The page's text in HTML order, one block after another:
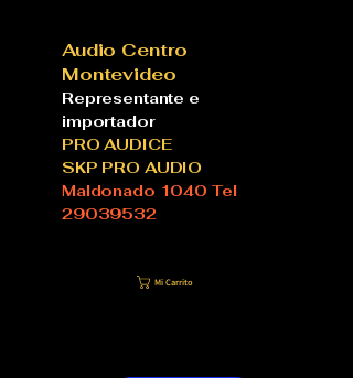
Audio Centro
Montevideo
Representante e
importador
PRO AUDICE
SKP PRO AUDIO
Maldonado 1040 Tel
29039532
Mi Carrito